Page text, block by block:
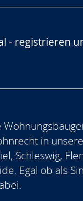
- registrieren
in
Schleswig,
Egal ob als